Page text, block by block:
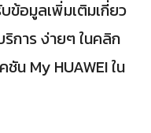
ข้อมูลเพิ่มเติมเกี่ยว
การ ง่ายๆ ในคลิก
น My HUAWEI ใน